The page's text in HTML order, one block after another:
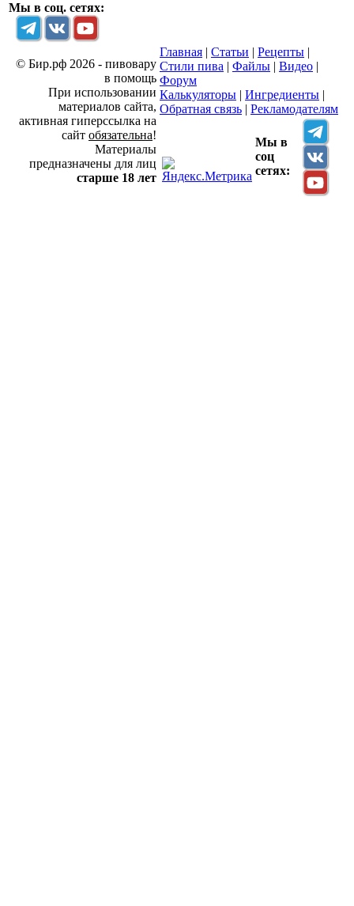
Мы в соц. сетях:
© Бир.рф 2026 - пивовару
в помощь
При использовании
материалов сайта,
активная гиперссылка на
сайт обязательна!
Материалы
предназначены для лиц
старше 18 лет
Главная | Статьи | Рецепты |
Стили пива | Файлы | Видео |
Форум
Калькуляторы | Ингредиенты |
Обратная связь | Рекламодателям
Мы в
соц
сетях: